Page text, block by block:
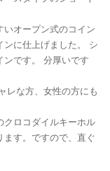
いオープン式のコイン
ンに仕上げました。 シ
ンです。 分厚いです
レな方、女性の方にも
クロコダイルキーホル
ます。ですので、直ぐ